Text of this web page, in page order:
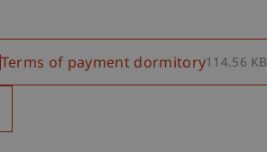
Terms of payment dormitory114.56 KB